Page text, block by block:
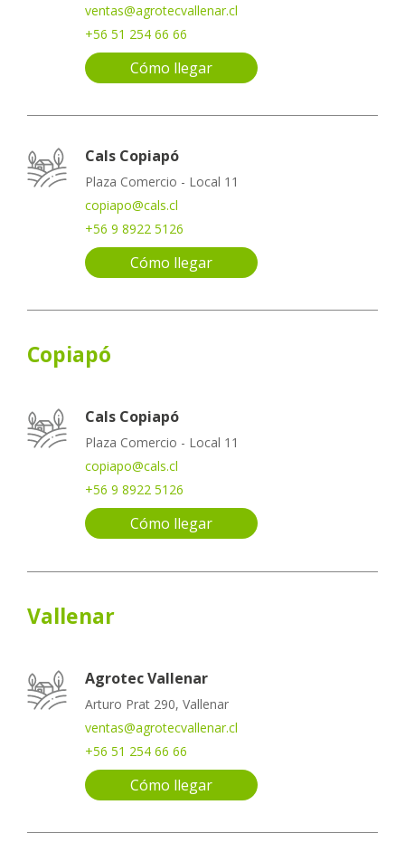
ventas@agrotecvallenar.cl
+56 51 254 66 66
Cómo llegar
Cals Copiapó
Plaza Comercio - Local 11
copiapo@cals.cl
+56 9 8922 5126
Cómo llegar
Copiapó
Cals Copiapó
Plaza Comercio - Local 11
copiapo@cals.cl
+56 9 8922 5126
Cómo llegar
Vallenar
Agrotec Vallenar
Arturo Prat 290, Vallenar
ventas@agrotecvallenar.cl
+56 51 254 66 66
Cómo llegar